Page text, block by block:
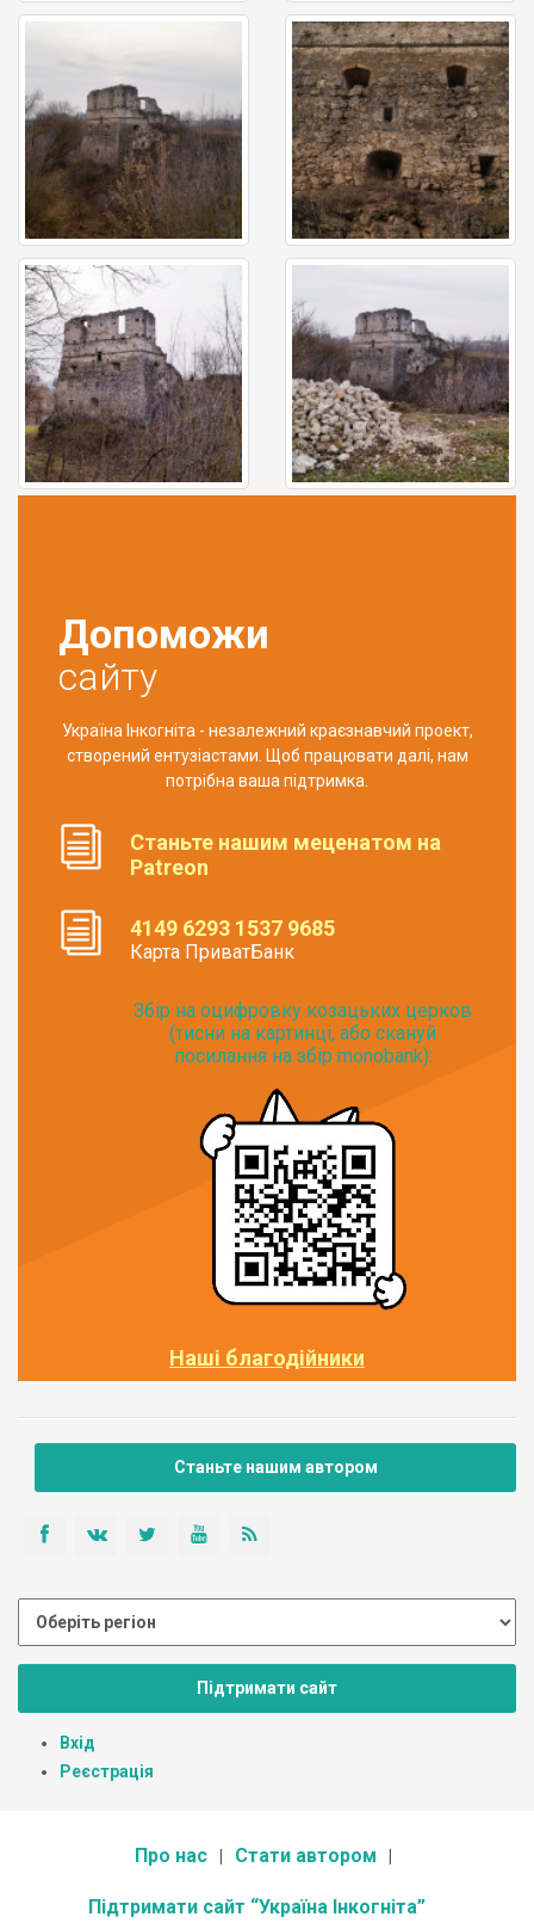
Допоможи
сайту
Україна Інкогніта - незалежний краєзнавчий проект,
створений ентузіастами. Щоб працювати далі, нам
потрібна ваша підтримка.
Станьте нашим меценатом на
Patreon
4149 6293 1537 9685
Карта ПриватБанк
Збір на оцифровку козацьких церков
(тисни на картинці, або скануй
посилання на збір monobank):
Наші благодійники
Станьте нашим автором
Підтримати сайт
Вхід
Реєстрація
Про нас Стати автором
Підтримати сайт “Україна Інкогніта”